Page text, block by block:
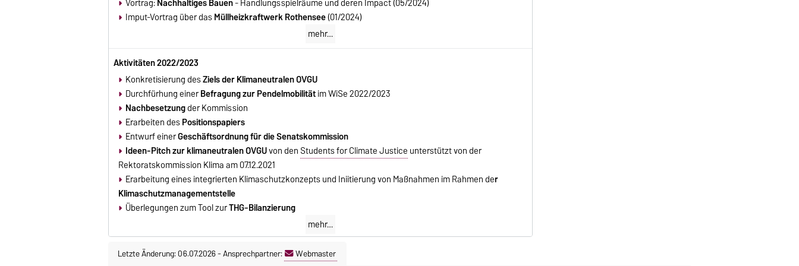
Mobilitätsumfrage teilgenommen.Insgesamt nahmen16%der Universitätsangehörigen teil
mehr…
Vortrag:Nachhaltiges Bauen- Handlungsspielräume und deren Impact (05/2024)
Imput-Vortrag über dasMüllheizkraftwerk Rothensee(01/2024)
mehr…
Aktivitäten 2022/2023
Konkretisierung desZiels der Klimaneutralen OVGU
Durchfürhung einerBefragung zur Pendelmobilitätim WiSe 2022/2023
Nachbesetzungder Kommission
Erarbeiten desPositionspapiers
Entwurf einerGeschäftsordnung für die Senatskommission
Ideen-Pitch zur klimaneutralen OVGUvon den Students for Climate Justice unterstützt von der
Rektoratskommission Klima am 07.12.2021
Erarbeitung eines integrierten Klimaschutzkonzepts und Iniitierung von Maßnahmen im Rahmen der
Klimaschutzmanagementstelle
Überlegungen zum Tool zurTHG-Bilanzierung
mehr…
Letzte Änderung: 06.07.2026-Ansprechpartner: Webmaster